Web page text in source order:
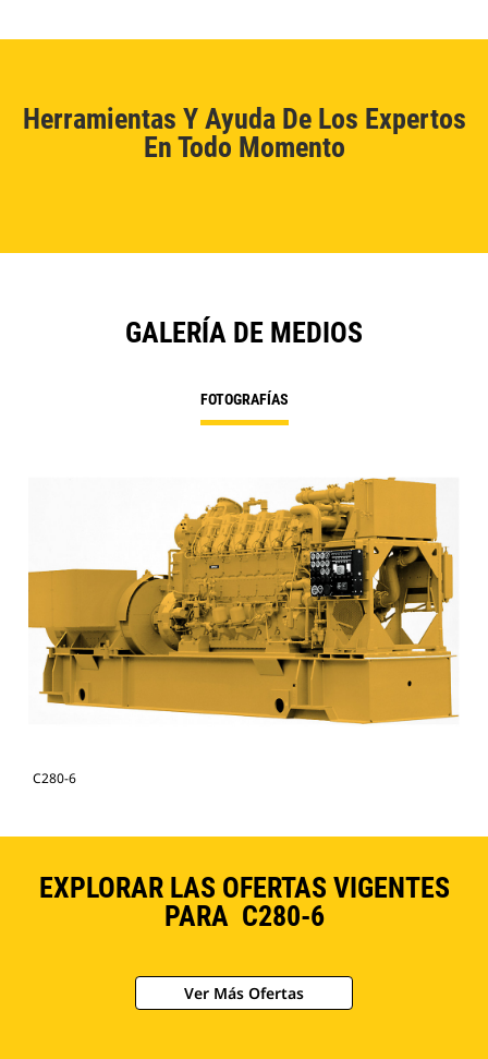
Herramientas Y Ayuda De Los Expertos
En Todo Momento
GALERÍA DE MEDIOS
FOTOGRAFÍAS
C280-6
EXPLORAR LAS OFERTAS VIGENTES
PARA C280-6
Ver Más Ofertas